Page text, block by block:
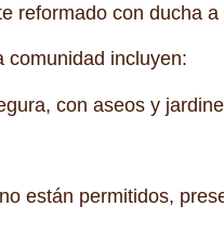
reformado con ducha
comunidad incluyen:
con aseos y
están permitidos,